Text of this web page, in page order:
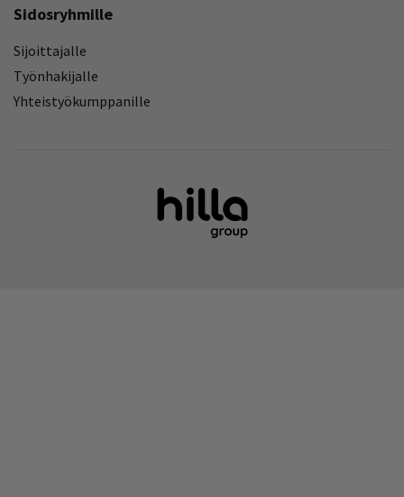
Sidosryhmille
Sijoittajalle
Työnhakijalle
Yhteistyökumppanille